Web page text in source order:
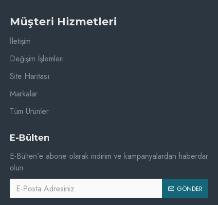
Müşteri Hizmetleri
İletişim
Değişim İşlemleri
Site Haritası
Markalar
Tüm Ürünler
E-Bülten
E-Bülten'e abone olarak indirim ve kampanyalardan haberdar
olun
GÖNDER